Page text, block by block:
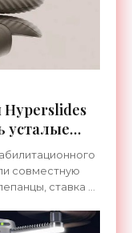
усталые
совместную
ставка в